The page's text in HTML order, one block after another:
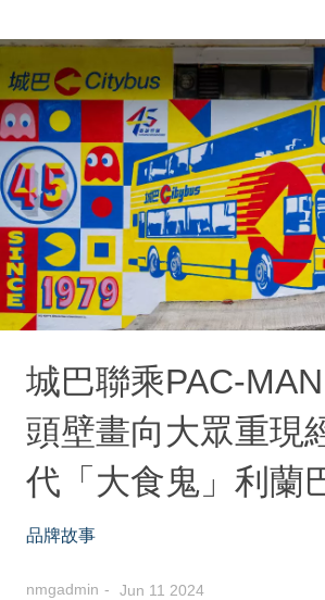
城巴聯乘PAC-
頭壁畫向大眾重現
代「大食鬼」利蘭
品牌故事
nmgadmin Jun 11 2024